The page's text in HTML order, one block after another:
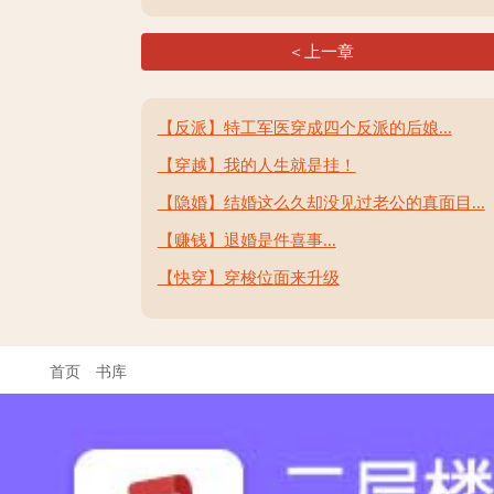
＜上一章
【反派】特工军医穿成四个反派的后娘...
【穿越】我的人生就是挂！
【隐婚】结婚这么久却没见过老公的真面目...
【赚钱】退婚是件喜事...
【快穿】穿梭位面来升级
首页 书库
在线时间: 9:00--21:00